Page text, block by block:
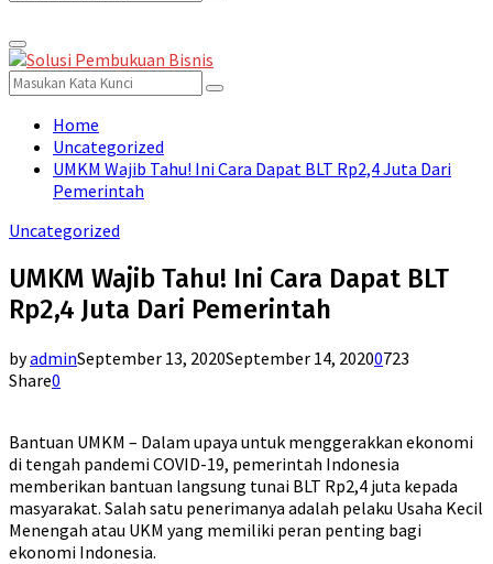
for:
Primary
Menu
Search
for:
Search
Home
Uncategorized
UMKM Wajib Tahu! Ini Cara Dapat BLT Rp2,4 Juta Dari
Pemerintah
Uncategorized
UMKM Wajib Tahu! Ini Cara Dapat BLT
Rp2,4 Juta Dari Pemerintah
byadminSeptember 13, 2020September 14, 20200723
Share0
Bantuan UMKM – Dalam upaya untuk menggerakkan ekonomi
di tengah pandemi COVID-19, pemerintah Indonesia
memberikan bantuan langsung tunai BLT Rp2,4 juta kepada
masyarakat. Salah satu penerimanya adalah pelaku Usaha Kecil
Menengah atau UKM yang memiliki peran penting bagi
ekonomi Indonesia.